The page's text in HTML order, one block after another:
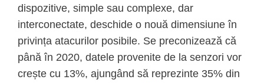
dispozitive, simple sau complexe, dar
interconectate, deschide o nouă dimensiune în
privința atacurilor posibile. Se preconizează că
până în 2020, datele provenite de la senzori vor
crește cu 13%, ajungând să reprezinte 35% din